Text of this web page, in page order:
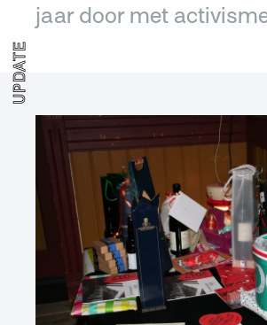
jaar door met
UPDATE